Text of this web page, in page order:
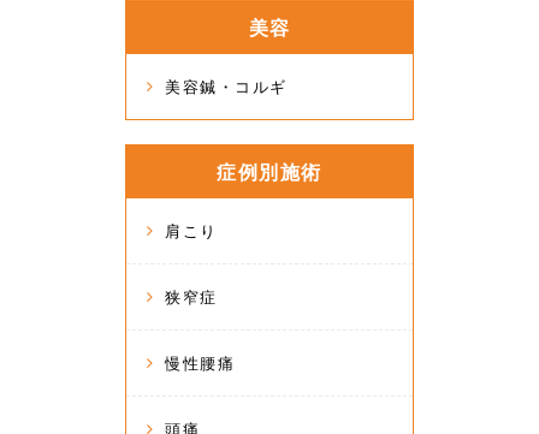
美容
美容鍼・コルギ
症例別施術
肩こり
狭窄症
慢性腰痛
頭痛